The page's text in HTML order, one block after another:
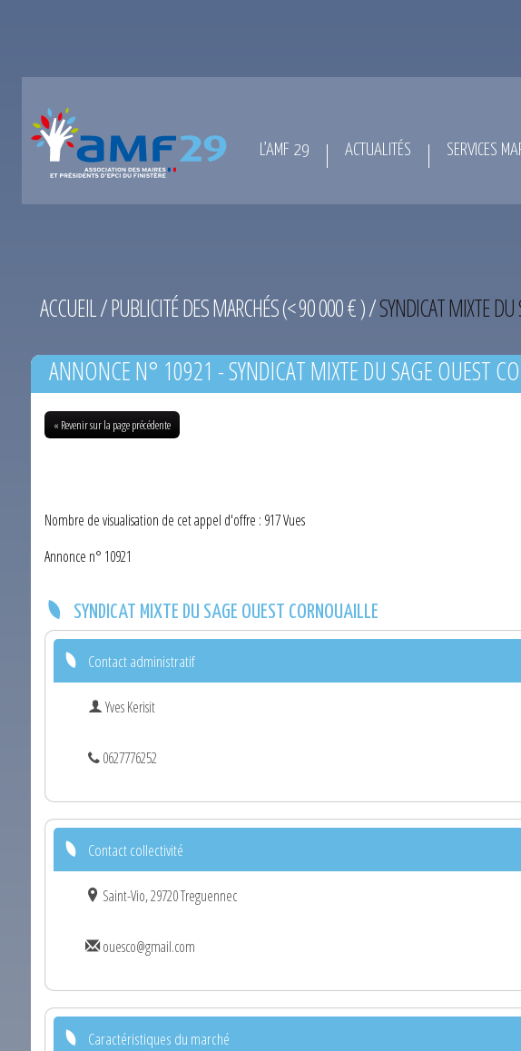
L’AMF 29 ACTUALITÉS SERVICES
ACCUEIL/PUBLICITÉ DES MARCHÉS (< 90 000 € )/SYNDICAT MIXTE
ANNONCE N° 10921 - SYNDICAT MIXTE DU SAGE OUEST
« Revenir sur la page précédente
Nombre de visualisation de cet appel d'offre : 917 Vues
Annonce n° 10921
SYNDICAT MIXTE DU SAGE OUEST CORNOUAILLE
Contact administratif
Yves Kerisit
0627776252
Contact collectivité
Saint-Vio, 29720 Treguennec
ouesco@gmail.com
Caractéristiques du marché